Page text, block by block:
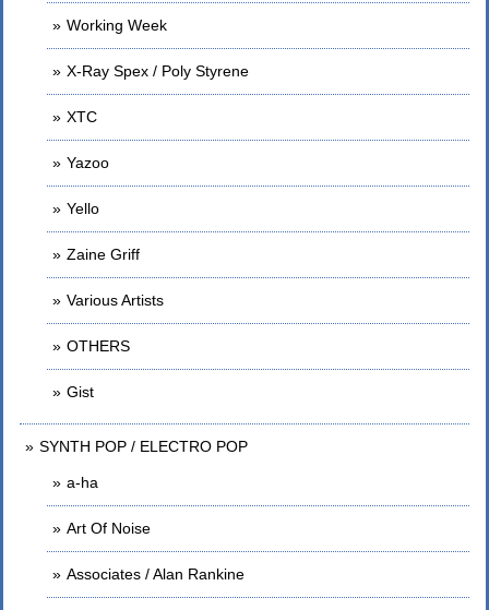
Working Week
X-Ray Spex / Poly Styrene
XTC
Yazoo
Yello
Zaine Griff
Various Artists
OTHERS
Gist
SYNTH POP / ELECTRO POP
a-ha
Art Of Noise
Associates / Alan Rankine